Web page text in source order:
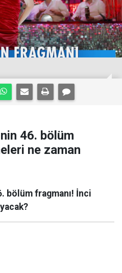
46. bölüm
ne zaman
bölüm fragmanı! İnci